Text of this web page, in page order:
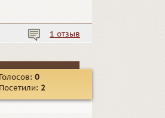
1 отзыв
Голосов: 0
Посетили: 2